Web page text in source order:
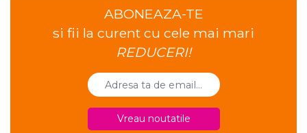
ABONEAZA-TE
si fii la curent cu cele mai mari
REDUCERI!
Vreau noutatile